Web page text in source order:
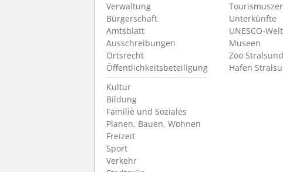
Verwaltung
Bürgerschaft
Amtsblatt
Ausschreibungen
Ortsrecht
Öffentlichkeitsbeteiligung
Kultur
Bildung
Familie und Soziales
Planen, Bauen, Wohnen
Freizeit
Sport
Verkehr
Unterkünfte
UNESCO-
Museen
Zoo Stralsund
Hafen